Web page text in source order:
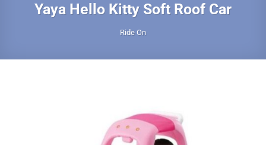
Yaya Hello Kitty Soft Roof Car
Ride On